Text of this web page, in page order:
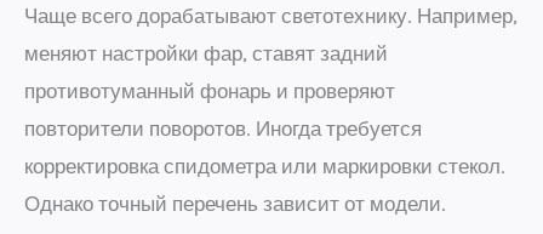
Чаще всего дорабатывают светотехнику. Например,
меняют настройки фар, ставят задний
противотуманный фонарь и проверяют
повторители поворотов. Иногда требуется
корректировка спидометра или маркировки стекол.
Однако точный перечень зависит от модели.